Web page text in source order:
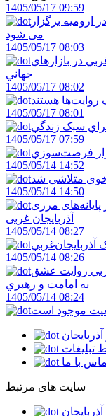
1405/05/17 09:59
برگزار
می شود
1405/05/17 08:03
در بازارهاي
جهاني
1405/05/17 08:02
هستند
1405/05/17 08:01
سبک زندگي
1405/05/17 07:59
فرصت‌سوزي
1405/05/14 14:52
خوی متلاشی شد
1405/05/14 14:50
از پایانه‌های مرزی
آذربایجان ‌غربی
1405/05/14 08:27
آذربايجان‌غربي
1405/05/14 08:26
غربي روايت عشق
به امامت و رهبري
1405/05/14 08:24
موجود است
تبلیغات
با ما
سایت های مرتبط